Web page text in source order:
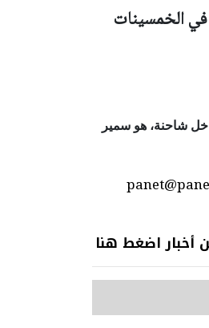
الخمسينات
شاحنة، هو سمير
أخبار اضغط هنا